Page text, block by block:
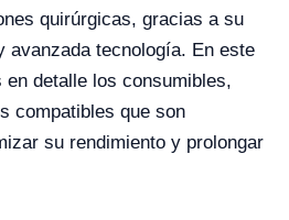
quirúrgicas, gracias a su
avanzada tecnología. En este
detalle los consumibles,
compatibles que son
su rendimiento y prolongar